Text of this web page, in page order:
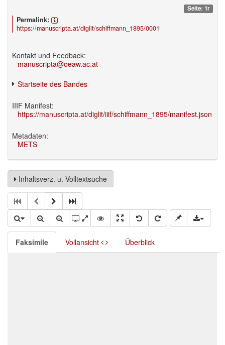
Seite: 1r
Permalink:
https://manuscripta.at/diglit/schiffmann_1895/0001
Kontakt und Feedback:
manuscripta@oeaw.ac.at
Startseite des Bandes
IIIF Manifest:
https://manuscripta.at/diglit/iiif/schiffmann_1895/manifest.json
Metadaten:
METS
Inhaltsverz. u. Volltextsuche
Faksimile Vollansicht Überblick